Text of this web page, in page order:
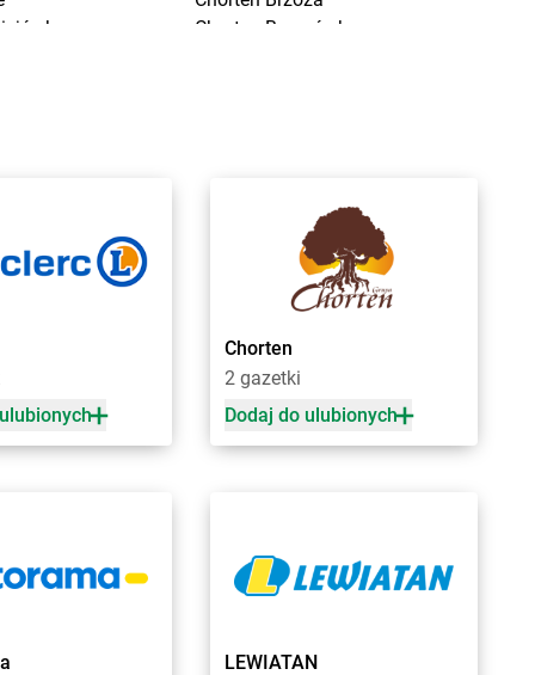
Stare
Chorten
Brzozówka
Bukowina
Burkat
Burzyn
Bydgoszcz
Chorten Bytom
Chorten Bytów
Chorten Czerniewice
Chorten Czernikowo
Chorten Czosnów
Chorten Czyczkowy
Chorten Czyżew
Chorten
2 gazetki
Dodaj do ulubionych
LEWIATAN